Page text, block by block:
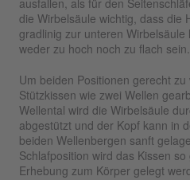
ausfallen, als für den
die Wirbelsäule wichtig, dass die
gradlinig zur unteren Wirbelsäule
weder zu hoch noch zu flach sein.
Um beiden Positionen gerecht
Stützkissen wie zwei Wellen
Wellental wird die Wirbelsäule
abgestützt und der Kopf kann in
beiden Wellenbergen sanft
Schlafposition wird das Kissen
Erhebung zum Körper gelegt